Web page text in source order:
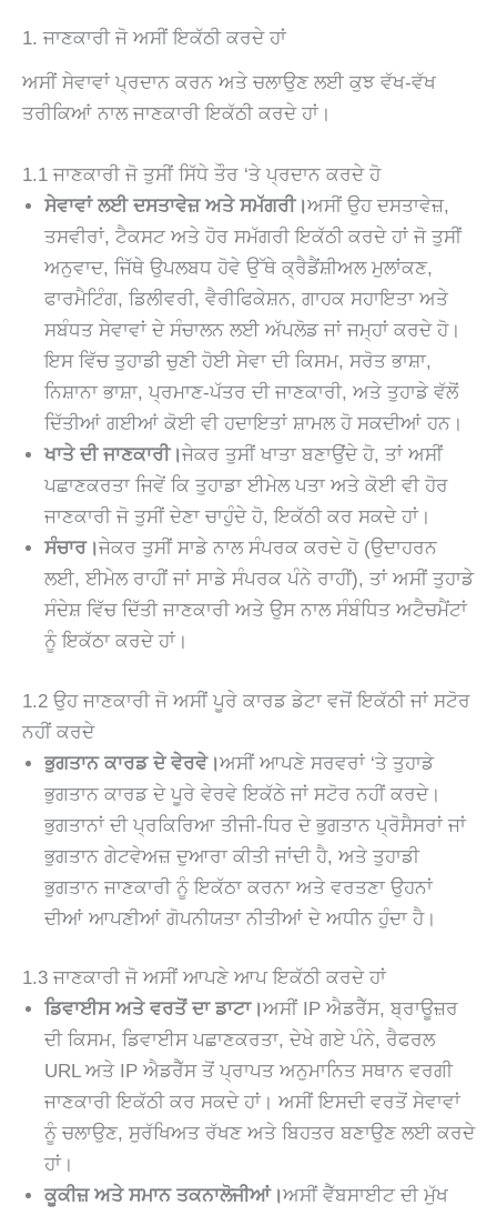
1. ਜਾਣਕਾਰੀ ਜੋ ਅਸੀਂ ਇਕੱਠੀ ਕਰਦੇ ਹਾਂ
ਅਸੀਂ ਸੇਵਾਵਾਂ ਪ੍ਰਦਾਨ ਕਰਨ ਅਤੇ ਚਲਾਉਣ ਲਈ ਕੁਝ ਵੱਖ-ਵੱਖ
ਤਰੀਕਿਆਂ ਨਾਲ ਜਾਣਕਾਰੀ ਇਕੱਠੀ ਕਰਦੇ ਹਾਂ।
1.1 ਜਾਣਕਾਰੀ ਜੋ ਤੁਸੀਂ ਸਿੱਧੇ ਤੌਰ ‘ਤੇ ਪ੍ਰਦਾਨ ਕਰਦੇ ਹੋ
ਸੇਵਾਵਾਂ ਲਈ ਦਸਤਾਵੇਜ਼ ਅਤੇ ਸਮੱਗਰੀ।ਅਸੀਂ ਉਹ ਦਸਤਾਵੇਜ਼,
ਤਸਵੀਰਾਂ, ਟੈਕਸਟ ਅਤੇ ਹੋਰ ਸਮੱਗਰੀ ਇਕੱਠੀ ਕਰਦੇ ਹਾਂ ਜੋ ਤੁਸੀਂ
ਅਨੁਵਾਦ, ਜਿੱਥੇ ਉਪਲਬਧ ਹੋਵੇ ਉੱਥੇ ਕ੍ਰੈਡੈਂਸ਼ੀਅਲ ਮੁਲਾਂਕਣ,
ਫਾਰਮੈਟਿੰਗ, ਡਿਲੀਵਰੀ, ਵੈਰੀਫਿਕੇਸ਼ਨ, ਗਾਹਕ ਸਹਾਇਤਾ ਅਤੇ
ਸਬੰਧਤ ਸੇਵਾਵਾਂ ਦੇ ਸੰਚਾਲਨ ਲਈ ਅੱਪਲੋਡ ਜਾਂ ਜਮ੍ਹਾਂ ਕਰਦੇ ਹੋ।
ਇਸ ਵਿੱਚ ਤੁਹਾਡੀ ਚੁਣੀ ਹੋਈ ਸੇਵਾ ਦੀ ਕਿਸਮ, ਸਰੋਤ ਭਾਸ਼ਾ,
ਨਿਸ਼ਾਨਾ ਭਾਸ਼ਾ, ਪ੍ਰਮਾਣ-ਪੱਤਰ ਦੀ ਜਾਣਕਾਰੀ, ਅਤੇ ਤੁਹਾਡੇ ਵੱਲੋਂ
ਦਿੱਤੀਆਂ ਗਈਆਂ ਕੋਈ ਵੀ ਹਦਾਇਤਾਂ ਸ਼ਾਮਲ ਹੋ ਸਕਦੀਆਂ ਹਨ।
ਖਾਤੇ ਦੀ ਜਾਣਕਾਰੀ।ਜੇਕਰ ਤੁਸੀਂ ਖਾਤਾ ਬਣਾਉਂਦੇ ਹੋ, ਤਾਂ ਅਸੀਂ
ਪਛਾਣਕਰਤਾ ਜਿਵੇਂ ਕਿ ਤੁਹਾਡਾ ਈਮੇਲ ਪਤਾ ਅਤੇ ਕੋਈ ਵੀ ਹੋਰ
ਜਾਣਕਾਰੀ ਜੋ ਤੁਸੀਂ ਦੇਣਾ ਚਾਹੁੰਦੇ ਹੋ, ਇਕੱਠੀ ਕਰ ਸਕਦੇ ਹਾਂ।
ਸੰਚਾਰ।ਜੇਕਰ ਤੁਸੀਂ ਸਾਡੇ ਨਾਲ ਸੰਪਰਕ ਕਰਦੇ ਹੋ (ਉਦਾਹਰਨ
ਲਈ, ਈਮੇਲ ਰਾਹੀਂ ਜਾਂ ਸਾਡੇ ਸੰਪਰਕ ਪੰਨੇ ਰਾਹੀਂ), ਤਾਂ ਅਸੀਂ ਤੁਹਾਡੇ
ਸੰਦੇਸ਼ ਵਿੱਚ ਦਿੱਤੀ ਜਾਣਕਾਰੀ ਅਤੇ ਉਸ ਨਾਲ ਸੰਬੰਧਿਤ ਅਟੈਚਮੈਂਟਾਂ
ਨੂੰ ਇਕੱਠਾ ਕਰਦੇ ਹਾਂ।
1.2 ਉਹ ਜਾਣਕਾਰੀ ਜੋ ਅਸੀਂ ਪੂਰੇ ਕਾਰਡ ਡੇਟਾ ਵਜੋਂ ਇਕੱਠੀ ਜਾਂ ਸਟੋਰ
ਨਹੀਂ ਕਰਦੇ
ਭੁਗਤਾਨ ਕਾਰਡ ਦੇ ਵੇਰਵੇ।ਅਸੀਂ ਆਪਣੇ ਸਰਵਰਾਂ ‘ਤੇ ਤੁਹਾਡੇ
ਭੁਗਤਾਨ ਕਾਰਡ ਦੇ ਪੂਰੇ ਵੇਰਵੇ ਇਕੱਠੇ ਜਾਂ ਸਟੋਰ ਨਹੀਂ ਕਰਦੇ।
ਭੁਗਤਾਨਾਂ ਦੀ ਪ੍ਰਕਿਰਿਆ ਤੀਜੀ-ਧਿਰ ਦੇ ਭੁਗਤਾਨ ਪ੍ਰੋਸੈਸਰਾਂ ਜਾਂ
ਭੁਗਤਾਨ ਗੇਟਵੇਅਜ਼ ਦੁਆਰਾ ਕੀਤੀ ਜਾਂਦੀ ਹੈ, ਅਤੇ ਤੁਹਾਡੀ
ਭੁਗਤਾਨ ਜਾਣਕਾਰੀ ਨੂੰ ਇਕੱਠਾ ਕਰਨਾ ਅਤੇ ਵਰਤਣਾ ਉਹਨਾਂ
ਦੀਆਂ ਆਪਣੀਆਂ ਗੋਪਨੀਯਤਾ ਨੀਤੀਆਂ ਦੇ ਅਧੀਨ ਹੁੰਦਾ ਹੈ।
1.3 ਜਾਣਕਾਰੀ ਜੋ ਅਸੀਂ ਆਪਣੇ ਆਪ ਇਕੱਠੀ ਕਰਦੇ ਹਾਂ
ਡਿਵਾਈਸ ਅਤੇ ਵਰਤੋਂ ਦਾ ਡਾਟਾ।ਅਸੀਂ IP ਐਡਰੈੱਸ, ਬ੍ਰਾਊਜ਼ਰ
ਦੀ ਕਿਸਮ, ਡਿਵਾਈਸ ਪਛਾਣਕਰਤਾ, ਦੇਖੇ ਗਏ ਪੰਨੇ, ਰੈਫਰਲ
URL ਅਤੇ IP ਐਡਰੈੱਸ ਤੋਂ ਪ੍ਰਾਪਤ ਅਨੁਮਾਨਿਤ ਸਥਾਨ ਵਰਗੀ
ਜਾਣਕਾਰੀ ਇਕੱਠੀ ਕਰ ਸਕਦੇ ਹਾਂ। ਅਸੀਂ ਇਸਦੀ ਵਰਤੋਂ ਸੇਵਾਵਾਂ
ਨੂੰ ਚਲਾਉਣ, ਸੁਰੱਖਿਅਤ ਰੱਖਣ ਅਤੇ ਬਿਹਤਰ ਬਣਾਉਣ ਲਈ ਕਰਦੇ
ਹਾਂ।
ਕੂਕੀਜ਼ ਅਤੇ ਸਮਾਨ ਤਕਨਾਲੋਜੀਆਂ।ਅਸੀਂ ਵੈੱਬਸਾਈਟ ਦੀ ਮੁੱਖ